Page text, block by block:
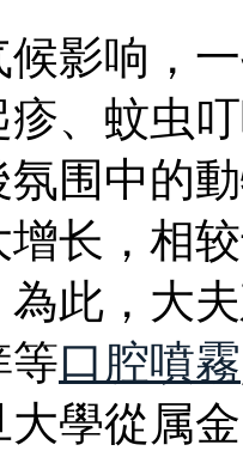
候影响，
疹、蚊虫
围中的
增长，相
為此，大
等口腔噴霧
大學從属